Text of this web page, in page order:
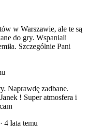
w Warszawie, ale te są
do gry. Wspaniali
Szczególnie Pani
Naprawdę zadbane.
! Super atmosfera i
· 4 lata temu